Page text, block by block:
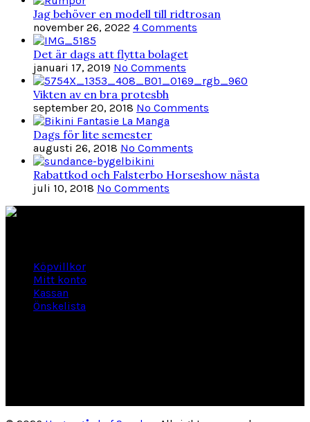
Jag behöver en modell till ridtrosan
november 26, 2022 4 Comments
Det är dags att flytta bolaget
januari 17, 2019 No Comments
Vikten av en bra protesbh
september 20, 2018 No Comments
Dags för lite semester
augusti 26, 2018 No Comments
Rabattkod och Falsterbo Horseshow nästa
juli 10, 2018 No Comments
Köpvillkor
Mitt konto
Kassan
Önskelista